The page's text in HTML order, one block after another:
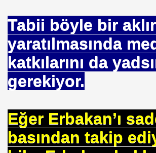
Tabii böyle bir
yaratılmasında
katkılarını da
gerekiyor.
Eğer Erbakan’ı
basından takip
ATILIYOR
(2018)
olduk mu